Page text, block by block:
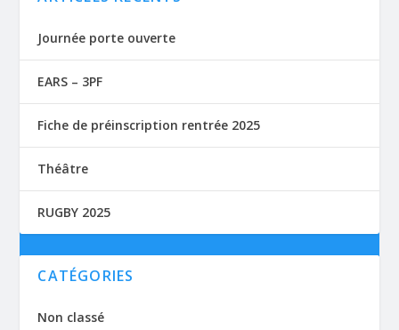
Journée porte ouverte
EARS – 3PF
Fiche de préinscription rentrée 2025
Théâtre
RUGBY 2025
CATÉGORIES
Non classé